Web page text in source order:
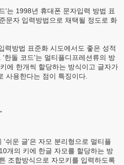
'는 1998년 휴대폰 문자입력 방법 표
문자 입력방법으로 채택될 정도로 화
력방법 표준화 시도에서도 좋은 성적
한돌 코드'는 멀티플디프레션류의 방
에 한개씩 할당하는 방식이고 글자가
사용한다는 점이 특징이다.
'쉬운 글'은 자모 분리형으로 멀티플
개의 키에 한글 자모를 할당하는 방
조합방식으로 자모키를 입력하도록